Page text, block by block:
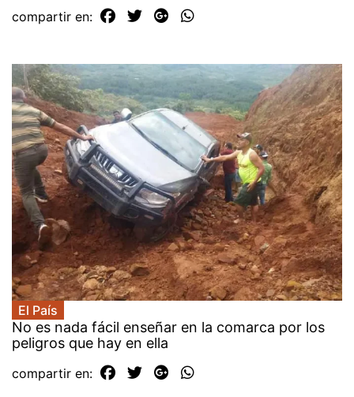
compartir en:
El País
No es nada fácil enseñar en la comarca por los
peligros que hay en ella
compartir en: